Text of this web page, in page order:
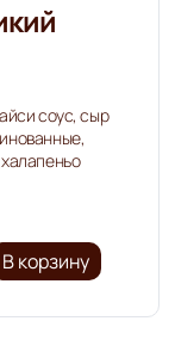
соус, сыр
В корзину